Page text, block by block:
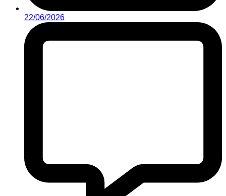
22/06/2026